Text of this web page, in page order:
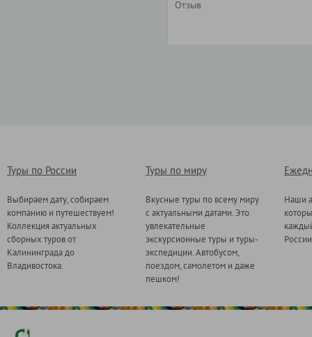
Туры по России
Выбираем дату, собираем
компанию и путешествуем!
Коллекция актуальных
сборных туров от
Калининграда до
Владивостока.
Туры по миру
Вкусные туры по всему миру
с актуальными датами. Это
увлекательные
экскурсионные туры и туры-
экспедиции. Автобусом,
поездом, самолетом и даже
пешком!
Наши